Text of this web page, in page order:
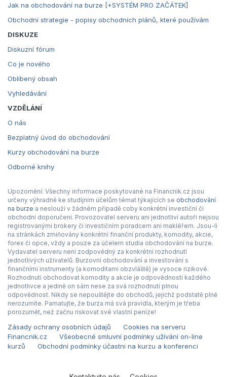
Jak na obchodování na burze [+SYSTÉM PRO ZAČÁTEK]
Obchodní strategie - popisy obchodních plánů, které používám
DISKUZE
Diskuzní fórum
Co je nového
Oblíbený obsah
Vyhledávání
VZDĚLÁNÍ
O nás
Bezplatný úvod do obchodování
Kurzy obchodování na burze
Odborné knihy
Upozornění: Všechny informace poskytované na Financnik.cz jsou
určeny výhradně ke studijním účelům témat týkajících se obchodování
na burze a neslouží v žádném případě coby konkrétní investiční či
obchodní doporučení. Provozovatel serveru ani jednotliví autoři nejsou
registrovanými brokery či investičním poradcem ani makléřem. Jsou-li
na stránkách zmiňovány konkrétní finanční produkty, komodity, akcie,
forex či opce, vždy a pouze za účelem studia obchodování na burze.
Vydavatel serveru není zodpovědný za konkrétní rozhodnutí
jednotlivých uživatelů. Burzovní obchodování a investování s
finančními instrumenty (a komoditami obzvláště) je vysoce rizikové.
Rozhodnutí obchodovat komodity a akcie je odpovědností každého
jednotlivce a jedině on sám nese za svá rozhodnutí plnou
odpovědnost. Nikdy se nepouštějte do obchodů, jejichž podstatě plně
nerozumíte. Pamatujte, že burza má svá pravidla, kterým je třeba
porozumět, než začnu riskovat své vlastní peníze!
Zásady ochrany osobních údajů
Cookies na serveru
Financnik.cz
Všeobecné smluvní podmínky užívání on-line
kurzů
Obchodní podmínky účastni na kurzu a konferenci